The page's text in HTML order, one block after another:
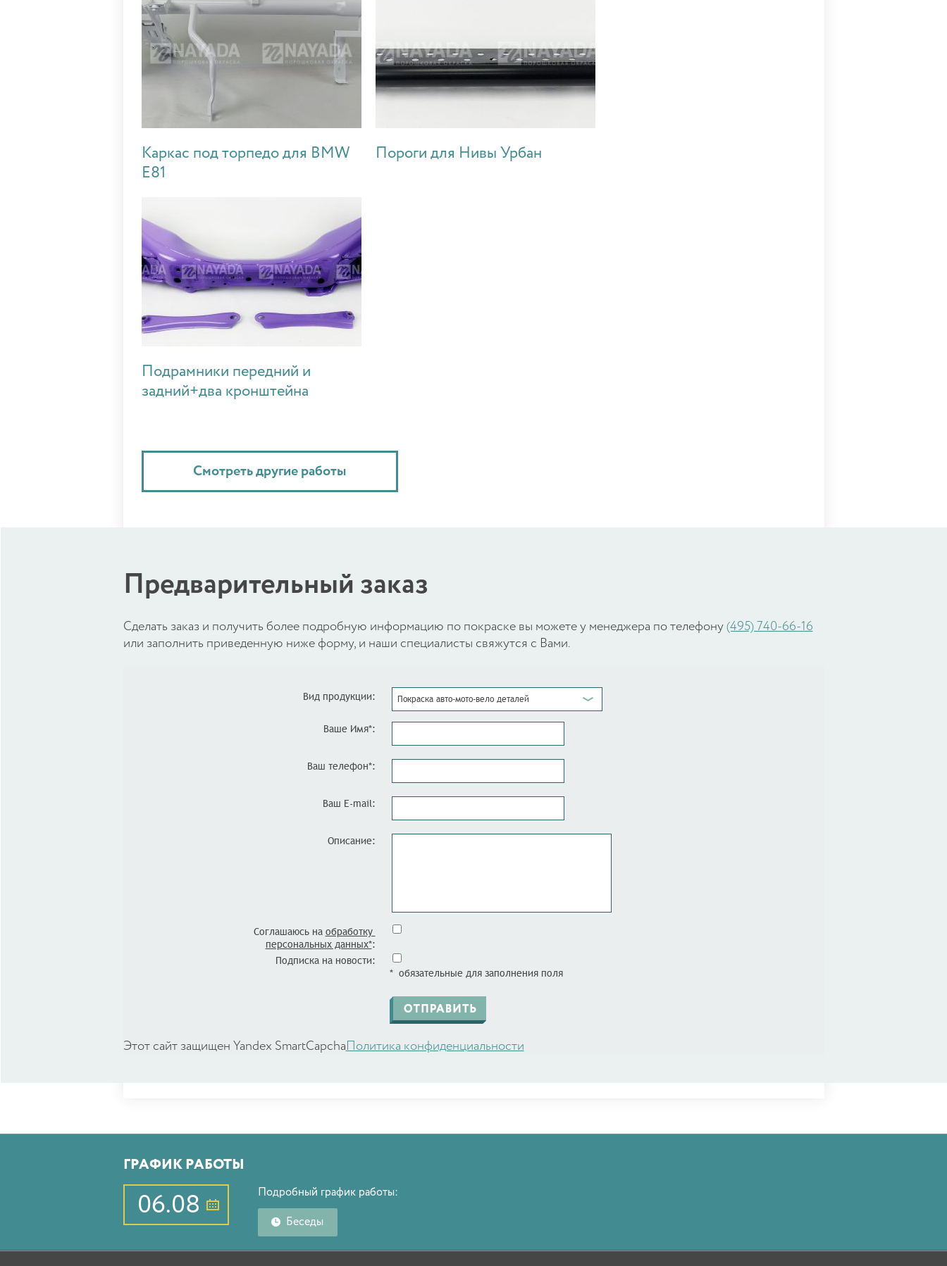
Каркас под торпедо для BMW
E81
Пороги для Нивы Урбан
Подрамники передний и
задний+два кронштейна
Смотреть другие работы
Предварительный заказ
Cделать заказ и получить более подробную информацию по покраске вы можете у менеджера по телефону (495) 740-66-16
или заполнить приведенную ниже форму, и наши специалисты свяжутся с Вами.
Вид продукции: Покраска авто-мото-вело деталей
Ваше Имя*:
Ваш телефон*:
Ваш E-mail:
Описание:
Соглашаюсь на обработку
персональных данных*:
Подписка на новости:
* обязательные для заполнения поля
Этот сайт защищен Yandex SmartCapcha Политика конфиденциальности
ГРАФИК РАБОТЫ
06.08 Подробный график работы:
Беседы